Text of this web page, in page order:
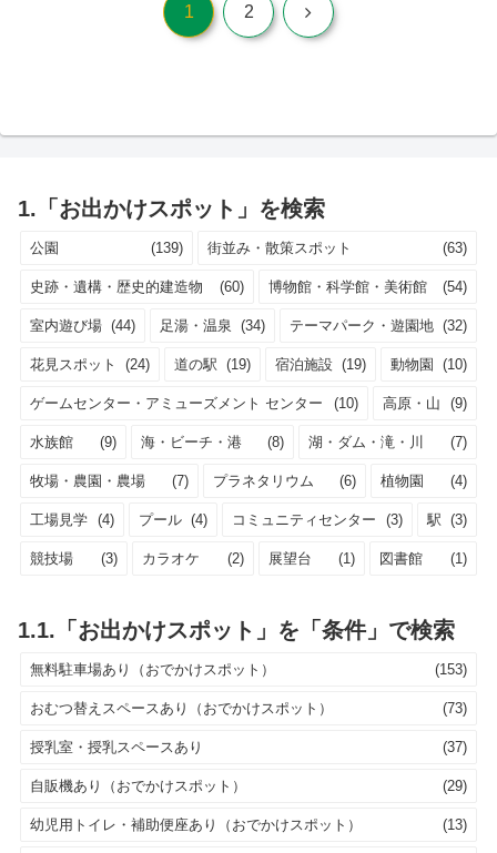
1 2 次
1.「お出かけスポット」を検索
公園 (139) 街並み・散策スポット (63)
史跡・遺構・歴史的建造物 (60) 博物館・科学館・美術館 (54)
室内遊び場 (44) 足湯・温泉 (34) テーマパーク・遊園地 (32)
花見スポット (24) 道の駅 (19) 宿泊施設 (19) 動物園 (10)
ゲームセンター・アミューズメント センター (10) 高原・山 (9)
水族館 (9) 海・ビーチ・港 (8) 湖・ダム・滝・川 (7)
牧場・農園・農場 (7) プラネタリウム (6) 植物園 (4)
工場見学 (4) プール (4) コミュニティセンター (3) 駅 (3)
競技場 (3) カラオケ (2) 展望台 (1) 図書館 (1)
1.1.「お出かけスポット」を「条件」で検索
無料駐車場あり（おでかけスポット） (153)
おむつ替えスペースあり（おでかけスポット） (73)
授乳室・授乳スペースあり (37)
自販機あり（おでかけスポット） (29)
幼児用トイレ・補助便座あり（おでかけスポット） (13)